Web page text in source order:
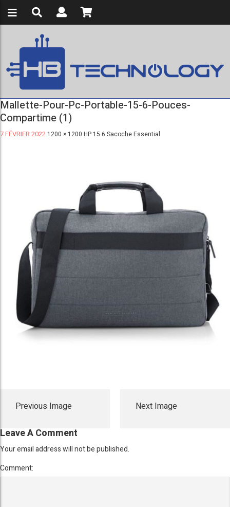
Mallette-Pour-Pc-Portable-15-6-Pouces-
Compartime (1)
7 FÉVRIER 2022 1200 × 1200 HP 15.6 Sacoche Essential
Previous Image Next Image
Leave A Comment
Your email address will not be published.
Comment: